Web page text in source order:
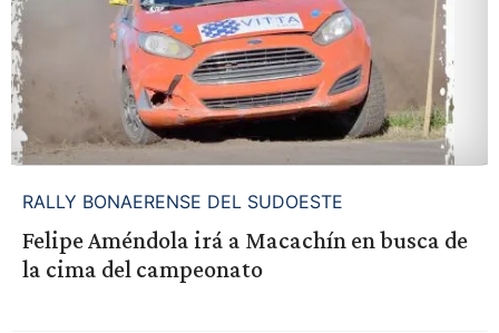
RALLY BONAERENSE DEL SUDOESTE
Felipe Améndola irá a Macachín en busca de
la cima del campeonato